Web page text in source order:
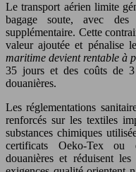
Le transport aérien limite
bagage soute, avec
supplémentaire. Cette
valeur ajoutée et pénalise
maritime devient rentable à
35 jours et des coûts de
douanières.
Les réglementations
renforcés sur les textiles
substances chimiques
certificats Oeko-Tex ou
douanières et réduisent